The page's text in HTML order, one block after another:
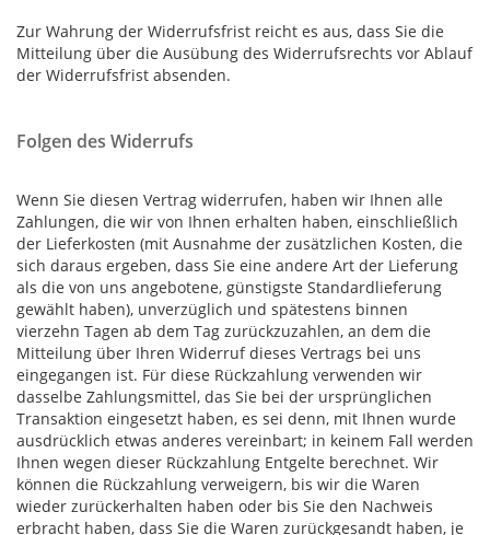
Zur Wahrung der Widerrufsfrist reicht es aus, dass Sie die
Mitteilung über die Ausübung des Widerrufsrechts vor Ablauf
der Widerrufsfrist absenden.
Folgen des Widerrufs
Wenn Sie diesen Vertrag widerrufen, haben wir Ihnen alle
Zahlungen, die wir von Ihnen erhalten haben, einschließlich
der Lieferkosten (mit Ausnahme der zusätzlichen Kosten, die
sich daraus ergeben, dass Sie eine andere Art der Lieferung
als die von uns angebotene, günstigste Standardlieferung
gewählt haben), unverzüglich und spätestens binnen
vierzehn Tagen ab dem Tag zurückzuzahlen, an dem die
Mitteilung über Ihren Widerruf dieses Vertrags bei uns
eingegangen ist. Für diese Rückzahlung verwenden wir
dasselbe Zahlungsmittel, das Sie bei der ursprünglichen
Transaktion eingesetzt haben, es sei denn, mit Ihnen wurde
ausdrücklich etwas anderes vereinbart; in keinem Fall werden
Ihnen wegen dieser Rückzahlung Entgelte berechnet. Wir
können die Rückzahlung verweigern, bis wir die Waren
wieder zurückerhalten haben oder bis Sie den Nachweis
erbracht haben, dass Sie die Waren zurückgesandt haben, je